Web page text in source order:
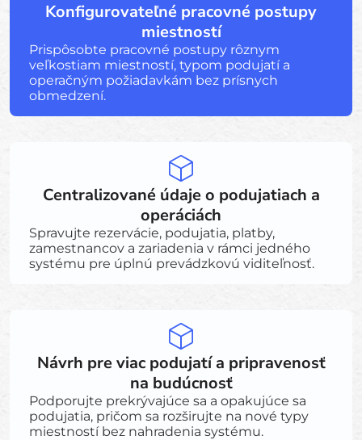
Konfigurovateľné pracovné postupy
miestností
Prispôsobte pracovné postupy rôznym
veľkostiam miestností, typom podujatí a
operačným požiadavkám bez prísnych
obmedzení.
Centralizované údaje o podujatiach a
operáciách
Spravujte rezervácie, podujatia, platby,
zamestnancov a zariadenia v rámci jedného
systému pre úplnú prevádzkovú viditeľnosť.
Návrh pre viac podujatí a pripravenosť
na budúcnosť
Podporujte prekrývajúce sa a opakujúce sa
podujatia, pričom sa rozširujte na nové typy
miestností bez nahradenia systému.